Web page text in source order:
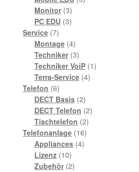
Monitor 33
Produkte
PC EDU 33
Service 77
Produkte
Montage 44
Produkte
Techniker 33
Produkte
Techniker VoiP 11
Terra-Service 44
Telefon 66
Produkte
DECT Basis 22
Produkte
DECT Telefon 22
Tischtelefon 22
Produkte
Telefonanlage 1616
Appliances 44
Lizenz 1010
Produkte
Zubehör 22